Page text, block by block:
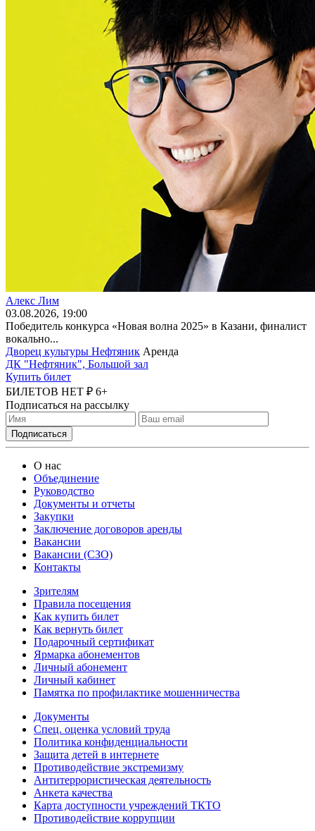
Алекс Лим
03.08.2026, 19:00
Победитель конкурса «Новая волна 2025» в Казани, финалист
вокально...
Дворец культуры Нефтяник Аренда
ДК "Нефтяник", Большой зал
Купить билет
БИЛЕТОВ НЕТ ₽ 6+
Подписаться на рассылку
О нас
Объединение
Руководство
Документы и отчеты
Закупки
Заключение договоров аренды
Вакансии
Вакансии (СЗО)
Контакты
Зрителям
Правила посещения
Как купить билет
Как вернуть билет
Подарочный сертификат
Ярмарка абонементов
Личный абонемент
Личный кабинет
Памятка по профилактике мошенничества
Документы
Спец. оценка условий труда
Политика конфиденциальности
Защита детей в интернете
Противодействие экстремизму
Антитеррористическая деятельность
Анкета качества
Карта доступности учреждений ТКТО
Противодействие коррупции